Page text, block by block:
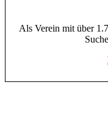
Als Verein mit über